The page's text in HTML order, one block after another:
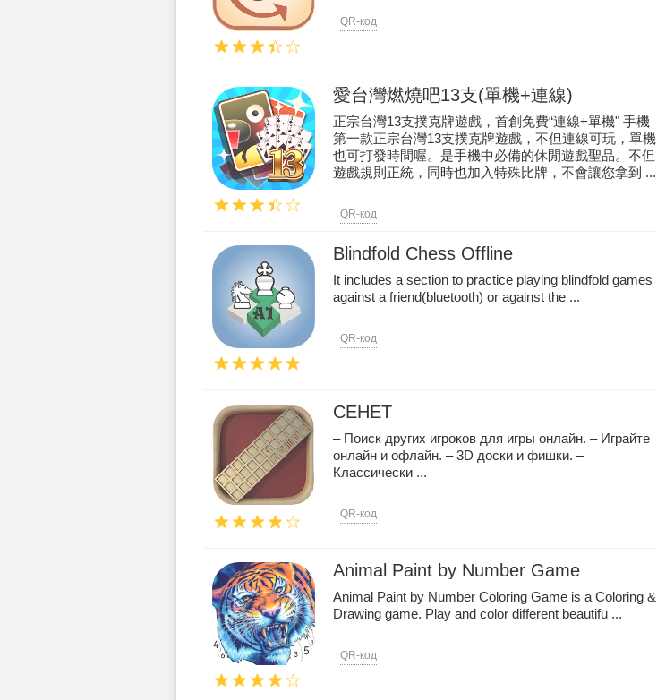
QR-код
愛台灣燃燒吧13支(單機+連線)
正宗台灣13支撲克牌遊戲，首創免費“連線+單機" 手機
第一款正宗台灣13支撲克牌遊戲，不但連線可玩，單機
也可打發時間喔。是手機中必備的休閒遊戲聖品。不但
遊戲規則正統，同時也加入特殊比牌，不會讓您拿到 ...
QR-код
Blindfold Chess Offline
It includes a section to practice playing blindfold games
against a friend(bluetooth) or against the ...
QR-код
СЕНЕТ
– Поиск других игроков для игры онлайн. – Играйте
онлайн и офлайн. – 3D доски и фишки. –
Классически ...
QR-код
Animal Paint by Number Game
Animal Paint by Number Coloring Game is a Coloring &
Drawing game. Play and color different beautifu ...
QR-код